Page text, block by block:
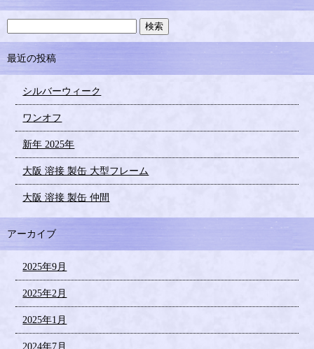
最近の投稿
シルバーウィーク
ワンオフ
新年 2025年
大阪 溶接 製缶 大型フレーム
大阪 溶接 製缶 仲間
アーカイブ
2025年9月
2025年2月
2025年1月
2024年7月